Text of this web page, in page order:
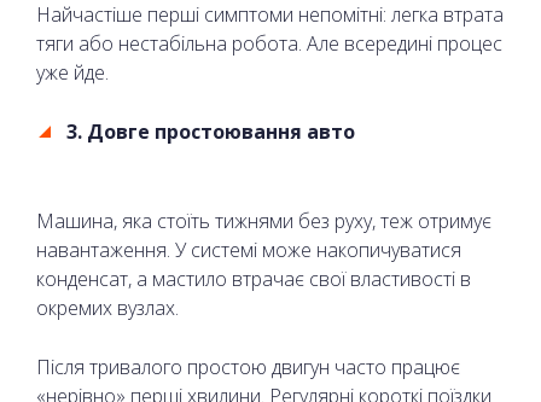
Найчастіше перші симптоми непомітні: легка втрата
тяги або нестабільна робота. Але всередині процес
уже йде.
3. Довге простоювання авто
Машина, яка стоїть тижнями без руху, теж отримує
навантаження. У системі може накопичуватися
конденсат, а мастило втрачає свої властивості в
окремих вузлах.
Після тривалого простою двигун часто працює
«нерівно» перші хвилини. Регулярні короткі поїздки